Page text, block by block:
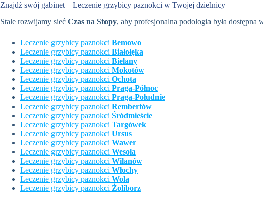
Znajdź swój gabinet – Leczenie grzybicy paznokci w Twojej dzielnicy
Stale rozwijamy sieć Czas na Stopy, aby profesjonalna podologia była dostępna
Leczenie grzybicy paznokci Bemowo
Leczenie grzybicy paznokci Białołęka
Leczenie grzybicy paznokci Bielany
Leczenie grzybicy paznokci Mokotów
Leczenie grzybicy paznokci Ochota
Leczenie grzybicy paznokci Praga-Północ
Leczenie grzybicy paznokci Praga-Południe
Leczenie grzybicy paznokci Rembertów
Leczenie grzybicy paznokci Śródmieście
Leczenie grzybicy paznokci Targówek
Leczenie grzybicy paznokci Ursus
Leczenie grzybicy paznokci Wawer
Leczenie grzybicy paznokci Wesoła
Leczenie grzybicy paznokci Wilanów
Leczenie grzybicy paznokci Włochy
Leczenie grzybicy paznokci Wola
Leczenie grzybicy paznokci Żoliborz